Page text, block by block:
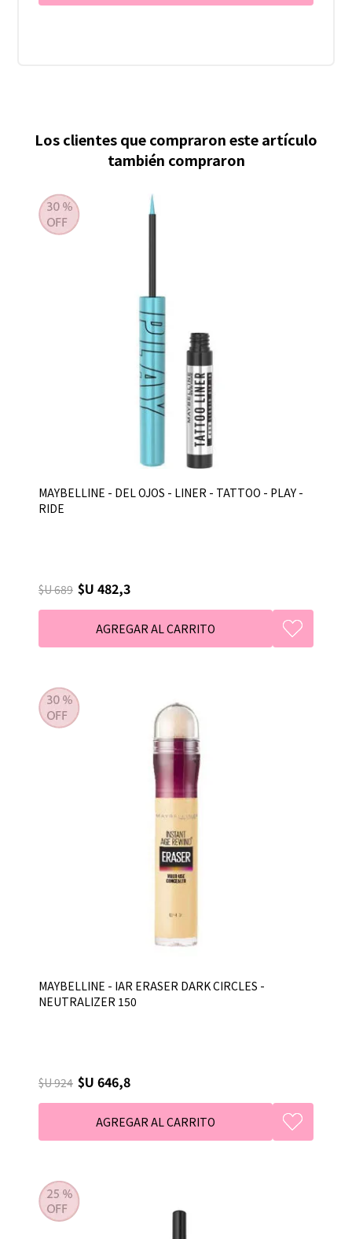
Los clientes que compraron este artículo
también compraron
MAYBELLINE - DEL OJOS - LINER - TATTOO - PLAY -
RIDE
$U 689 $U 482,3
MAYBELLINE - IAR ERASER DARK CIRCLES -
NEUTRALIZER 150
$U 924 $U 646,8